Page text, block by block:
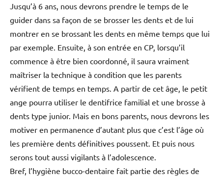
Jusqu’à 6 ans, nous devrons prendre le temps de le
guider dans sa façon de se brosser les dents et de lui
montrer en se brossant les dents en même temps que lui
par exemple. Ensuite, à son entrée en CP, lorsqu’il
commence à être bien coordonné, il saura vraiment
maîtriser la technique à condition que les parents
vérifient de temps en temps. A partir de cet âge, le petit
ange pourra utiliser le dentifrice familial et une brosse à
dents type junior. Mais en bons parents, nous devrons les
motiver en permanence d’autant plus que c’est l’âge où
les première dents définitives poussent. Et puis nous
serons tout aussi vigilants à l’adolescence.
Bref, l’hygiène bucco-dentaire fait partie des règles de